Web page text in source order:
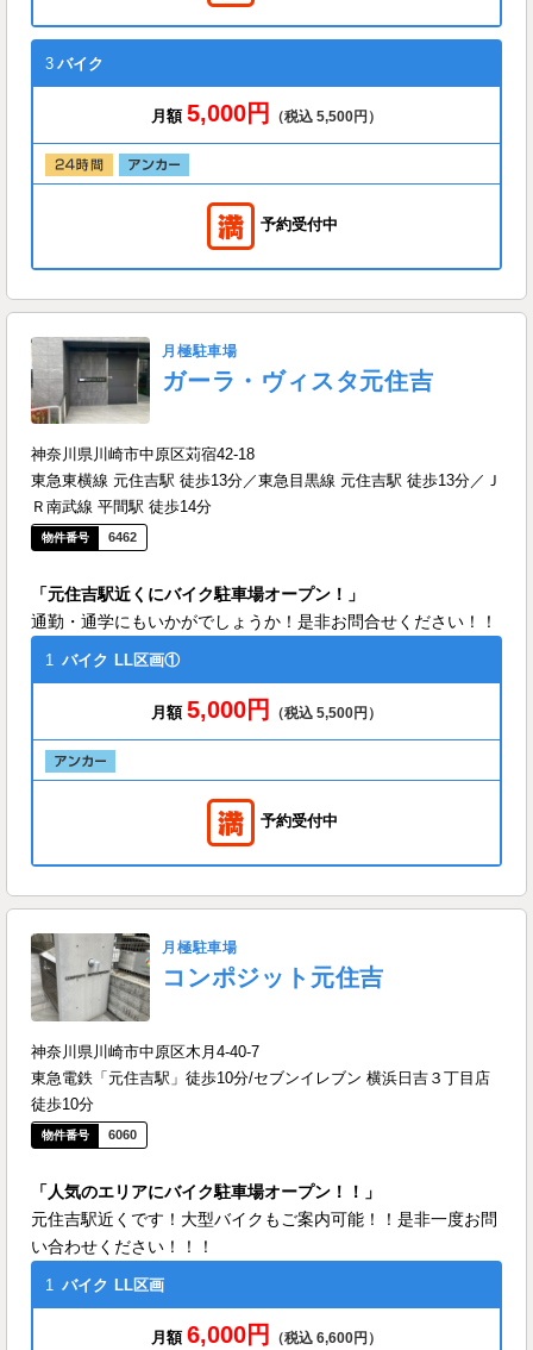
3 バイク
月額 5,000円 （税込 5,500円）
予約受付中
月極駐車場
ガーラ・ヴィスタ元住吉
神奈川県川崎市中原区苅宿42-18
東急東横線 元住吉駅 徒歩13分／東急目黒線 元住吉駅 徒歩13分／Ｊ
Ｒ南武線 平間駅 徒歩14分
6462
「元住吉駅近くにバイク駐車場オープン！」
通勤・通学にもいかがでしょうか！是非お問合せください！！
1 バイク LL区画①
月額 5,000円 （税込 5,500円）
予約受付中
月極駐車場
コンポジット元住吉
神奈川県川崎市中原区木月4-40-7
東急電鉄「元住吉駅」徒歩10分/セブンイレブン 横浜日吉３丁目店
徒歩10分
6060
「人気のエリアにバイク駐車場オープン！！」
元住吉駅近くです！大型バイクもご案内可能！！是非一度お問
い合わせください！！！
1 バイク LL区画
月額 6,000円 （税込 6,600円）